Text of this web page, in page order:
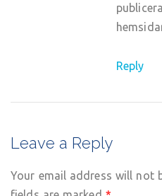
Reply
Leave a Reply
Your email address will not